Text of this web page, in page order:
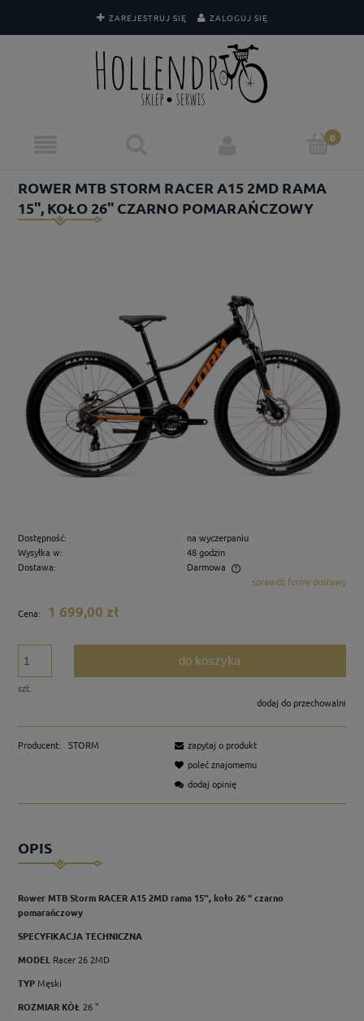
ZAREJESTRUJ SIĘ ZALOGUJ SIĘ
ROWER MTB STORM RACER A15 2MD RAMA
15'', KOŁO 26'' CZARNO POMARAŃCZOWY
Dostępność:
na wyczerpaniu
Wysyłka w:
48 godzin
Dostawa:
Darmowa
Cena nie zawiera ewentualnych kosztów płatnościsprawdź formy dostawy
Cena: 1 699,00 zł
szt.
do koszyka
dodaj do przechowalni
Producent: STORM
zapytaj o produkt
poleć znajomemu
dodaj opinię
OPIS
Rower MTB Storm RACER A15 2MD rama 15'', koło 26 " czarno
pomarańczowy
SPECYFIKACJA TECHNICZNA
MODEL Racer 26 2MD
TYP Męski
ROZMIAR KÓŁ 26 "